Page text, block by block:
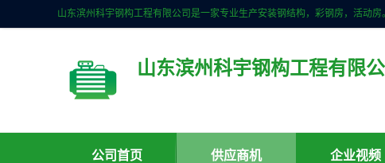
山东滨州科宇钢构工程有限
公司首页 供应商机 企业视频